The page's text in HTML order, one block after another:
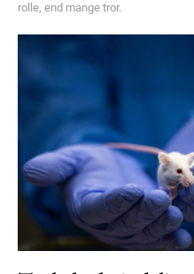
Etiam est nibh, lobortis sit
Praesent euismod ac
Nullam eu erat
Donec quis est ac felis
Orci varius natoque dolor
rolle, end mange tror.